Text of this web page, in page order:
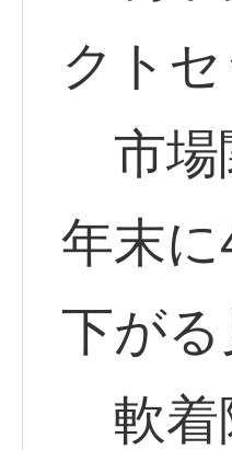
クト
市場
年末
下がる
軟着